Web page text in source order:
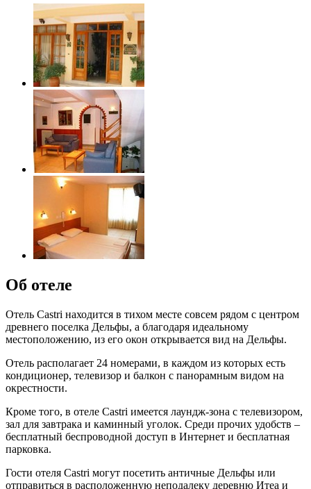
Об отеле
Отель Castri находится в тихом месте совсем рядом с центром
древнего поселка Дельфы, а благодаря идеальному
местоположению, из его окон открывается вид на Дельфы.
Отель располагает 24 номерами, в каждом из которых есть
кондиционер, телевизор и балкон с панорамным видом на
окрестности.
Кроме того, в отеле Castri имеется лаундж-зона с телевизором,
зал для завтрака и каминный уголок. Среди прочих удобств –
бесплатный беспроводной доступ в Интернет и бесплатная
парковка.
Гости отеля Castri могут посетить античные Дельфы или
отправиться в расположенную неподалеку деревню Итеа и